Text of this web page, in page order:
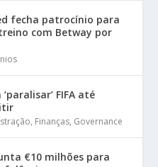
fecha patrocínio para
com Betway por
FIFA até
, Finanças, Governance
€10 milhões para